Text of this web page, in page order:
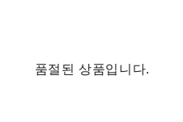
품절된 상품입니다.